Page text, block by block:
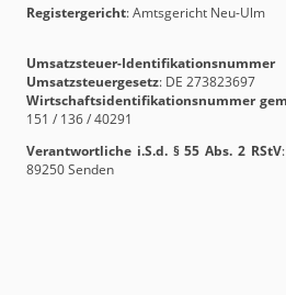
Registergericht: Amtsgericht Neu-Ulm
Umsatzsteuer-
Umsatzsteuergesetz: DE 273823697
Wirtschaftsidentifikationsnummer
151 / 136 / 40291
Verantwortliche i.S.d. § 55 Abs. 2 RStV
89250 Senden